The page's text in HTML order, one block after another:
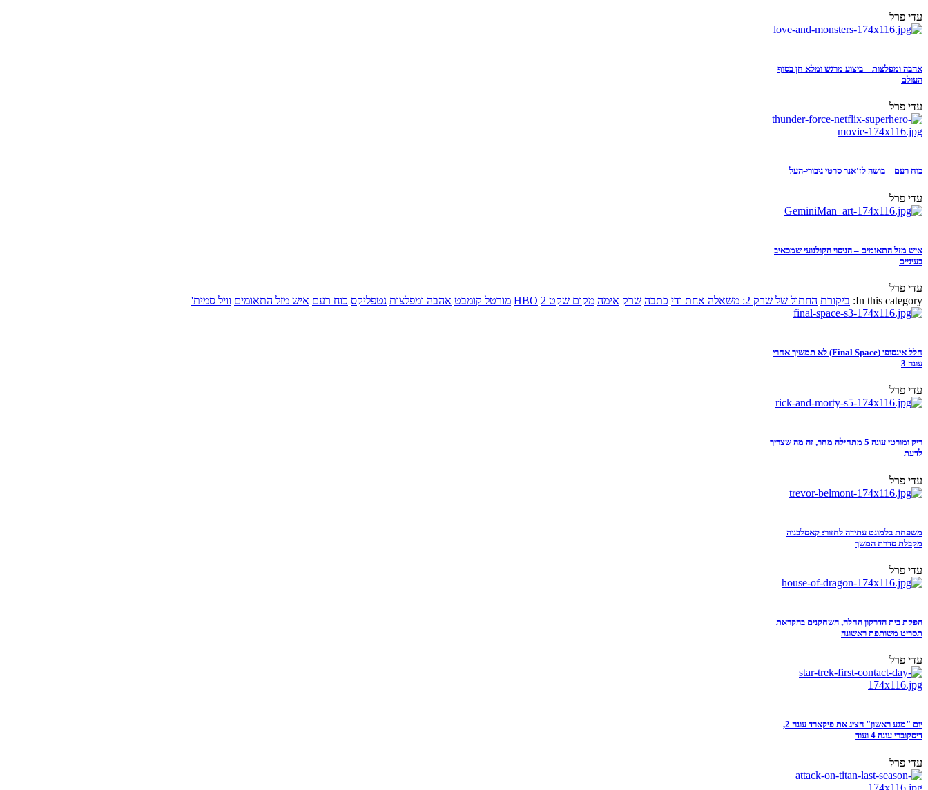
עדי פרל
אהבה ומפלצות – ביצוע מרגש ומלא חן בסוף
העולם
עדי פרל
כוח רעם – בושה לז'אנר סרטי גיבורי-העל
עדי פרל
איש מזל התאומים – הניסוי הקולנועי שמכאיב
בעיניים
עדי פרל
In this category: ביקורת החתול של שרק 2: משאלה אחת ודי כתבה שרק אימה מקום שקט 2 HBO מורטל קומבט אהבה ומפלצות נטפליקס כוח רעם איש מזל התאומים וויל סמית'
חלל אינסופי (Final Space) לא תמשיך אחרי
עונה 3
עדי פרל
ריק ומורטי עונה 5 מתחילה מחר, זה מה שצריך
לדעת
עדי פרל
משפחת בלמונט עתידה לחזור: קאסלבניה
מקבלת סדרת המשך
עדי פרל
הפקת בית הדרקון החלה, השחקנים בהקראת
תסריט משותפת ראשונה
עדי פרל
יום "מגע ראשון" הציג את פיקארד עונה 2,
דיסקוברי עונה 4 ועוד
עדי פרל